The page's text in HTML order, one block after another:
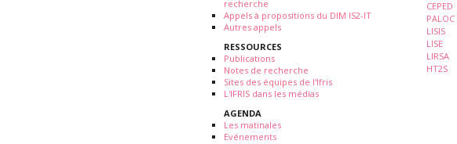
recherche
Appels à propositions du DIM IS2-IT
Autres appels
RESSOURCES
Publications
Notes de recherche
Sites des équipes de l'Ifris
L'IFRIS dans les médias
AGENDA
Les matinales
Evénements
CEPED
PALOC
LISIS
LISE
LIRSA
HT2S